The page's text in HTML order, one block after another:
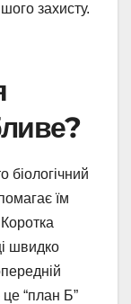
захисту.
біологічний
їм
швидко
“план Б”